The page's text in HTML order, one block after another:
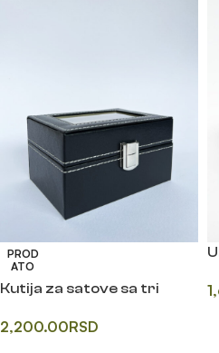
PROD
ATO
Kutija za satove sa tri
2,200.00RSD